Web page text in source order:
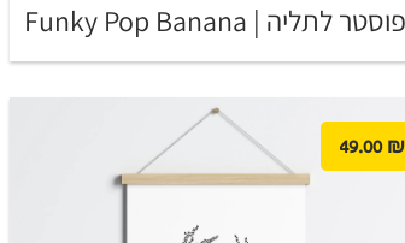
פוסטר לתליה | Funky Pop Banana
₪
49.00